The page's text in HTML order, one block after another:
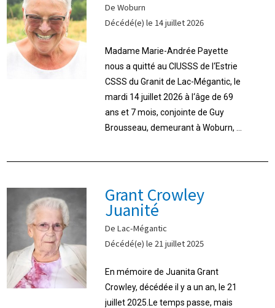
De Woburn
Décédé(e) le 14 juillet 2026
Madame Marie-Andrée Payette
nous a quitté au CIUSSS de l‘Estrie
CSSS du Granit de Lac-Mégantic, le
mardi 14 juillet 2026 à l‘âge de 69
ans et 7 mois, conjointe de Guy
Brousseau, demeurant à Woburn, ...
Grant Crowley
Juanité
De Lac-Mégantic
Décédé(e) le 21 juillet 2025
En mémoire de Juanita Grant
Crowley, décédée il y a un an, le 21
juillet 2025.Le temps passe, mais